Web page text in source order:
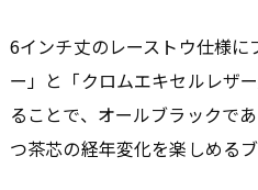
6インチ丈のレーストウ仕様
ー」と「クロムエキセルレザ
ることで、オールブラックで
つ茶芯の経年変化を楽しめる